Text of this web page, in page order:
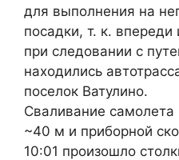
для выполнения на
посадки, т. к. впереди
при следовании с
находились
поселок Ватулино.
Сваливание
~40 м и приборной
10:01 произошло